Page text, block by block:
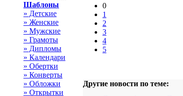
Шаблоны
» Детские
» Женские
» Мужские
» Грамоты
» Дипломы
» Календари
» Обертки
» Конверты
» Обложки
» Открытки
0
1
2
3
4
5
Другие новости по теме: